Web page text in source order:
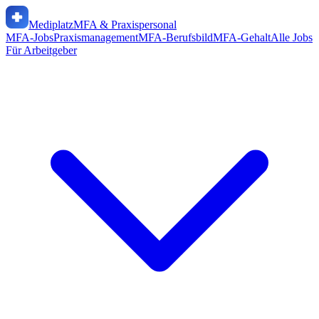
MediplatzMFA & Praxispersonal
MFA-JobsPraxismanagementMFA-BerufsbildMFA-GehaltAlle Jobs
Für Arbeitgeber